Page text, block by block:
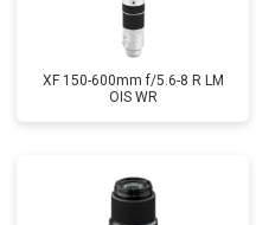
XF 150-600mm f/5.6-8 R LM
OIS WR